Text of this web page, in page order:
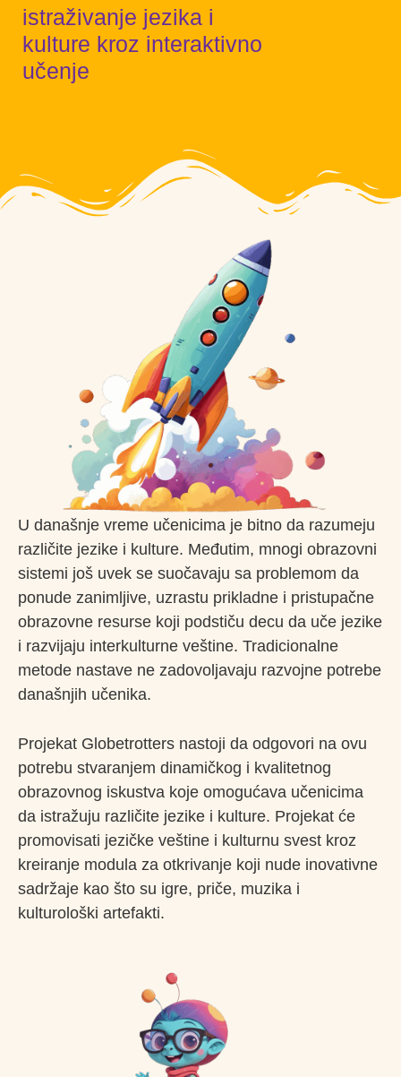
istraživanje jezika i
kulture kroz interaktivno
učenje
U današnje vreme učenicima je bitno da razumeju
različite jezike i kulture. Međutim, mnogi obrazovni
sistemi još uvek se suočavaju sa problemom da
ponude zanimljive, uzrastu prikladne i pristupačne
obrazovne resurse koji podstiču decu da uče jezike
i razvijaju interkulturne veštine. Tradicionalne
metode nastave ne zadovoljavaju razvojne potrebe
današnjih učenika.
Projekat Globetrotters nastoji da odgovori na ovu
potrebu stvaranjem dinamičkog i kvalitetnog
obrazovnog iskustva koje omogućava učenicima
da istražuju različite jezike i kulture. Projekat će
promovisati jezičke veštine i kulturnu svest kroz
kreiranje modula za otkrivanje koji nude inovativne
sadržaje kao što su igre, priče, muzika i
kulturološki artefakti.